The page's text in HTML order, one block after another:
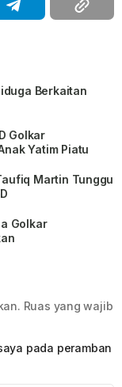
Berkaitan
Golkar
Yatim Piatu
Martin Tunggu
Golkar
Ruas yang wajib
pada peramban